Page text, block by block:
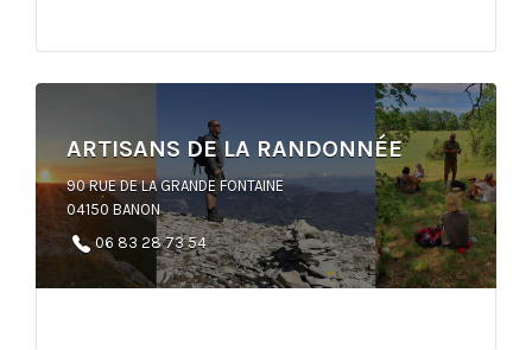
ARTISANS DE LA RANDONNÉE
90 RUE DE LA GRANDE FONTAINE
04150 BANON
06 83 28 73 54